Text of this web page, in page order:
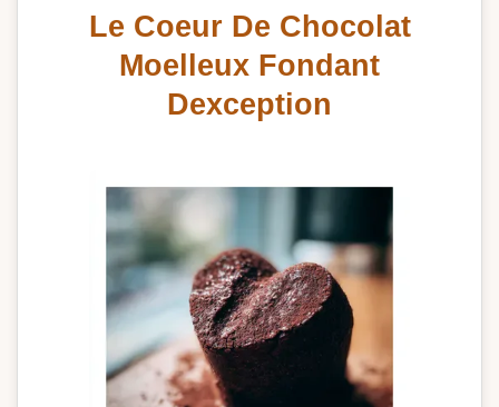
Le Coeur De Chocolat
Moelleux Fondant
Dexception